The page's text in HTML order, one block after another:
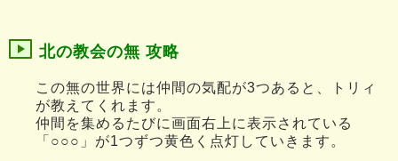
北の教会の無 攻略
この無の世界には仲間の気配が3つあると、トリィ
が教えてくれます。
仲間を集めるたびに画面右上に表示されている
「○○○」が1つずつ黄色く点灯していきます。